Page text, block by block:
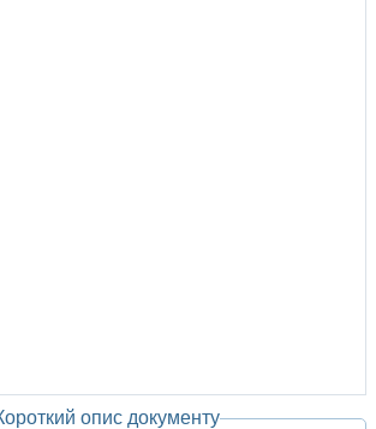
опис документу